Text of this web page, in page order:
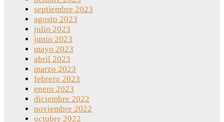
septiembre 2023
agosto 2023
julio 2023
junio 2023
mayo 2023
abril 2023
marzo 2023
febrero 2023
enero 2023
diciembre 2022
noviembre 2022
octubre 2022